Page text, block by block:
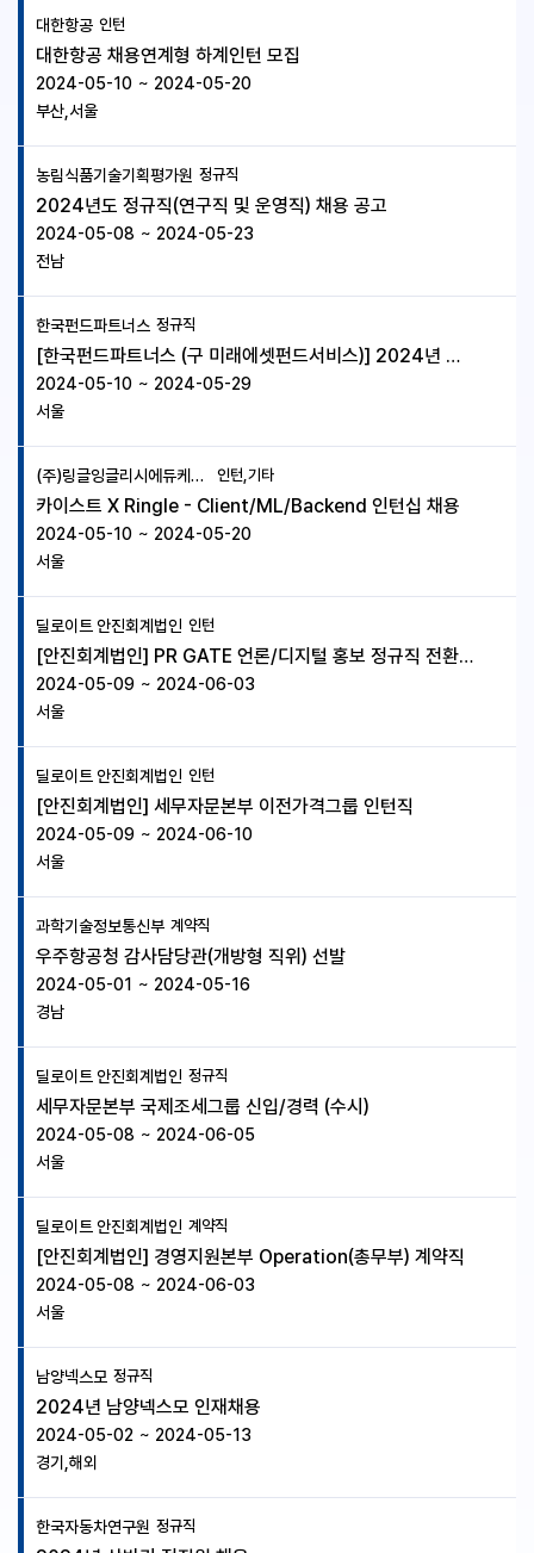
대한항공 인턴
대한항공 채용연계형 하계인턴 모집
2024-05-10 ~ 2024-05-20
부산,서울
농림식품기술기획평가원 정규직
2024년도 정규직(연구직 및 운영직) 채용 공고
2024-05-08 ~ 2024-05-23
전남
한국펀드파트너스 정규직
[한국펀드파트너스 (구 미래에셋펀드서비스)] 2024년 상반기 (신입/경력사원) 공개채용
2024-05-10 ~ 2024-05-29
서울
(주)링글잉글리시에듀케이션서비스 인턴,기타
카이스트 X Ringle - Client/ML/Backend 인턴십 채용
2024-05-10 ~ 2024-05-20
서울
딜로이트 안진회계법인 인턴
[안진회계법인] PR GATE 언론/디지털 홍보 정규직 전환 인턴
2024-05-09 ~ 2024-06-03
서울
딜로이트 안진회계법인 인턴
[안진회계법인] 세무자문본부 이전가격그룹 인턴직
2024-05-09 ~ 2024-06-10
서울
과학기술정보통신부 계약직
우주항공청 감사담당관(개방형 직위) 선발
2024-05-01 ~ 2024-05-16
경남
딜로이트 안진회계법인 정규직
세무자문본부 국제조세그룹 신입/경력 (수시)
2024-05-08 ~ 2024-06-05
서울
딜로이트 안진회계법인 계약직
[안진회계법인] 경영지원본부 Operation(총무부) 계약직
2024-05-08 ~ 2024-06-03
서울
남양넥스모 정규직
2024년 남양넥스모 인재채용
2024-05-02 ~ 2024-05-13
경기,해외
한국자동차연구원 정규직